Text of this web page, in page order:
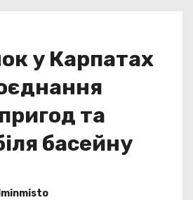
у Карпатах
та
басейну